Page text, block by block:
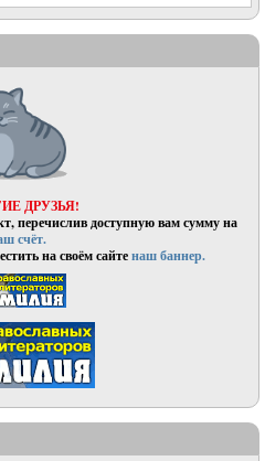
ДРУЗЬЯ!
перечислив доступную вам сумму на
счёт.
на своём сайтенаш баннер.